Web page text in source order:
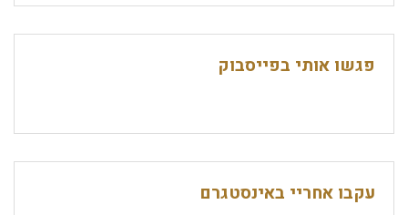
פגשו אותי בפייסבוק
עקבו אחריי באינסטגרם